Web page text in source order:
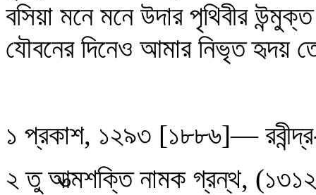
বসিয়া মনে মনে উদার পৃথিবীর
যৌবনের দিনেও আমার নিভৃত হৃদয়
১ প্রকাশ, ১২৯৩ [১৮৮৬]—
২ তু আত্মশক্তি নামক গ্রন্থ,